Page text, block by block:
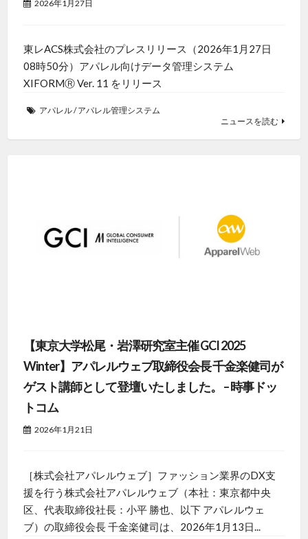
2026年1月27日
東レACS株式会社のプレスリリース（2026年1月27日
08時50分）アパレル向けデータ管理システム
XIFORMⓇ Ver. 11 をリリース
アパレル/アパレル管理システム
ニュースを読む
【東京大学松尾・岩澤研究室主催 GCI 2025
Winter】アパレルウェブ取締役会長 千金楽健司が
ゲスト講師として登壇いたしました。 – 時事ドッ
トコム
2026年1月21日
［株式会社アパレルウェブ］ファッション業界のDX支
援を行う株式会社アパレルウェブ（本社：東京都中央
区、代表取締役社長：小平 勝也、以下 アパレルウェ
ブ）の取締役会長 千金楽健司は、2026年1月13日...